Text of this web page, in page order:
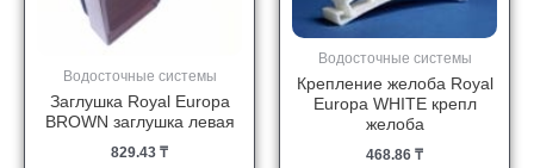
Водосточные системы
Заглушка Royal Europa
BROWN заглушка левая
829.43 ₸
Водосточные системы
Крепление желоба Royal
Europa WHITE крепл
желоба
468.86 ₸